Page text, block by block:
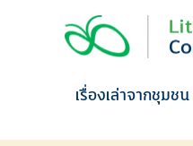
เรื่องเล่าจากชุมชน